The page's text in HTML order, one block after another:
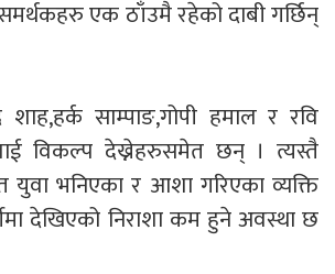
एक ठाँउमै रहेको दाबी गर्छिन्
शाह,हर्क साम्पाङ,गोपी हमाल र रवि
विकल्प देख्नेहरुसमेत छन् । त्यस्तै
युवा भनिएका र आशा गरिएका व्यक्ति
देखिएको निराशा कम हुने अवस्था छ